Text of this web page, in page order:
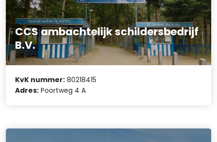
CCS ambachtelijk schildersbedrijf
B.V.
KvK nummer: 80218415
Adres: Poortweg 4 A